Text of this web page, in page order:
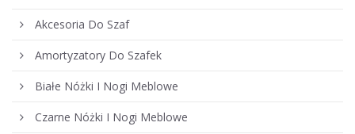
Akcesoria Do Szaf
Amortyzatory Do Szafek
Białe Nóżki I Nogi Meblowe
Czarne Nóżki I Nogi Meblowe